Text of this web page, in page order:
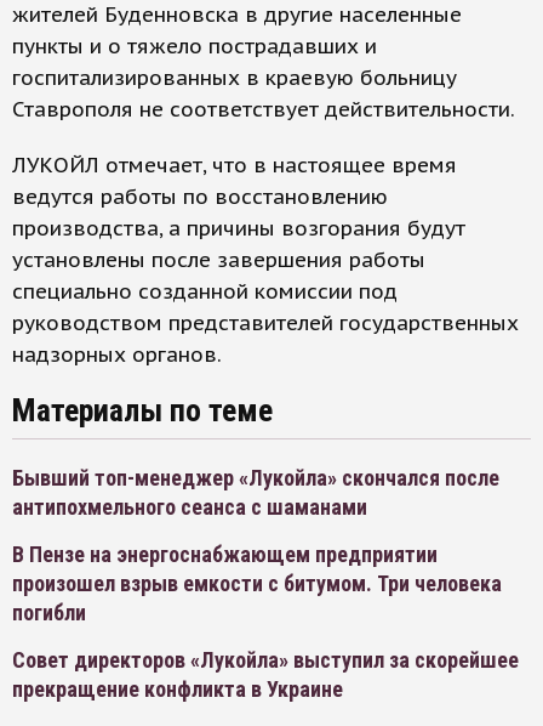
жителей Буденновска в другие населенные
пункты и о тяжело пострадавших и
госпитализированных в краевую больницу
Ставрополя не соответствует действительности.
ЛУКОЙЛ отмечает, что в настоящее время
ведутся работы по восстановлению
производства, а причины возгорания будут
установлены после завершения работы
специально созданной комиссии под
руководством представителей государственных
надзорных органов.
Материалы по теме
Бывший топ-менеджер «Лукойла» скончался после
антипохмельного сеанса с шаманами
В Пензе на энергоснабжающем предприятии
произошел взрыв емкости с битумом. Три человека
погибли
Совет директоров «Лукойла» выступил за скорейшее
прекращение конфликта в Украине